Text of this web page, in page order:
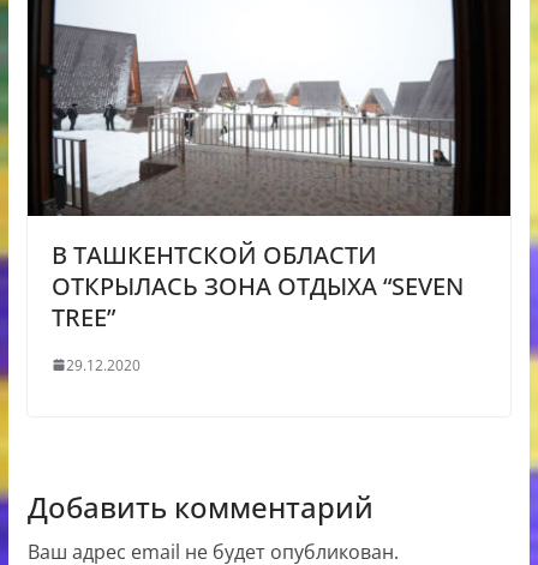
В ТАШКЕНТСКОЙ ОБЛАСТИ
ОТКРЫЛАСЬ ЗОНА ОТДЫХА “SEVEN
TREE”
29.12.2020
Добавить комментарий
Ваш адрес email не будет опубликован.